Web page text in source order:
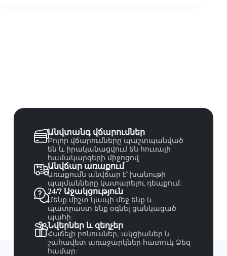
Անվտանգ վճարումներ
Բոլոր վճարումները պաշտպանված
են և իրականացվում են հուսալի
համակարգերի միջոցով:
Անվճար առաքում
Առաքումն անվճար է՝ խանութի
պայմանները կատարելու դեպքում:
24/7 Աջակցություն
Մենք միշտ կապի մեջ ենք և
պատրաստ ենք օգնել ցանկացած
պահի:
Նվերներ և զեղչեր
Հաճելի բոնուսներ, ակցիաներ և
շահավետ առաջարկներ հատուկ Ձեզ
համար: